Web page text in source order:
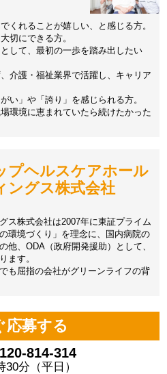
くれることが嬉しい、と感じる方。
切にできる方。
して、最初の一歩を踏み出したい
介護・福祉業界で活躍し、キャリア
い」や「誇り」を感じられる方。
環境に恵まれていたら続けたかった
プヘルスケアホール
ングス株式会社
ス株式会社は2007年に東証プライム
環境づくり」を理念に、国内病院の
他、ODA（政府開発援助）として、
ます。
も屈指の会社がグリーンライフの背
応募する
814-314
30分（平日）